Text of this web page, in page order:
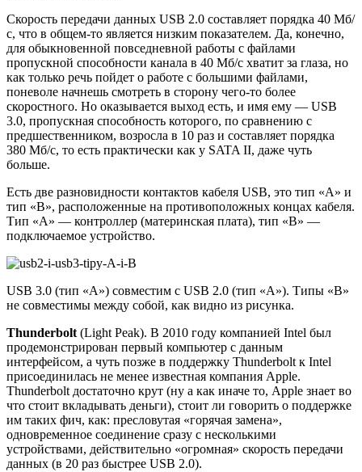
Скорость передачи данных USB 2.0 составляет порядка 40 Мб/
с, что в общем-то является низким показателем. Да, конечно,
для обыкновенной повседневной работы с файлами
пропускной способности канала в 40 Мб/с хватит за глаза, но
как только речь пойдет о работе с большими файлами,
поневоле начнешь смотреть в сторону чего-то более
скоростного. Но оказывается выход есть, и имя ему — USB
3.0, пропускная способность которого, по сравнению с
предшественником, возросла в 10 раз и составляет порядка
380 Мб/с, то есть практически как у SATA II, даже чуть
больше.
Есть две разновидности контактов кабеля USB, это тип «A» и
тип «B», расположенные на противоположных концах кабеля.
Тип «A» — контроллер (материнская плата), тип «B» —
подключаемое устройство.
USB 3.0 (тип «A») совместим с USB 2.0 (тип «A»). Типы «B»
не совместимы между собой, как видно из рисунка.
Thunderbolt (Light Peak). В 2010 году компанией Intel был
продемонстрирован первый компьютер с данным
интерфейсом, а чуть позже в поддержку Thunderbolt к Intel
присоединилась не менее известная компания Apple.
Thunderbolt достаточно крут (ну а как иначе то, Apple знает во
что стоит вкладывать деньги), стоит ли говорить о поддержке
им таких фич, как: пресловутая «горячая замена»,
одновременное соединение сразу с несколькими
устройствами, действительно «огромная» скорость передачи
данных (в 20 раз быстрее USB 2.0).